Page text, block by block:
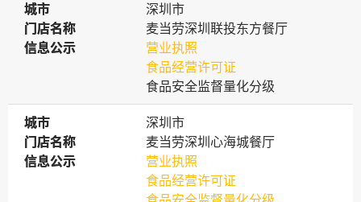
城市
城市
深圳市
门店名称
门店名称
麦当劳深圳联投东方餐厅
信息公示
信息公示
营业执照
食品经营许可证
食品安全监督量化分级
城市
城市
深圳市
门店名称
门店名称
麦当劳深圳心海城餐厅
信息公示
信息公示
营业执照
食品经营许可证